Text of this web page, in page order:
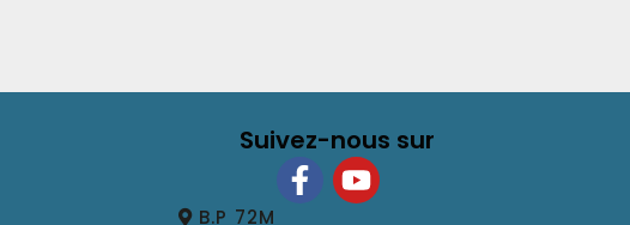
Suivez-nous sur
B.P 72M